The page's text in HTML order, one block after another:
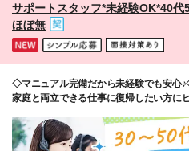
サポートスタッフ*未経験OK*40
ほぼ無
◇マニュアル完備だから未経験でも安心
家庭と両立できる仕事に復帰したい方に